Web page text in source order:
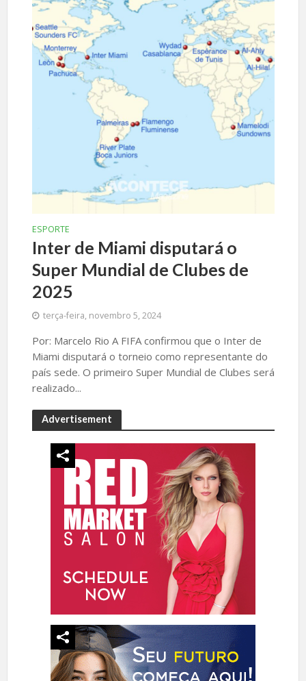
ESPORTE
Inter de Miami disputará o
Super Mundial de Clubes de
2025
terça-feira, novembro 5, 2024
Por: Marcelo Rio A FIFA confirmou que o Inter de
Miami disputará o torneio como representante do
país sede. O primeiro Super Mundial de Clubes será
realizado...
Advertisement